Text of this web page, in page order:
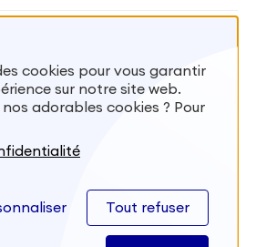
notre foire aux
cookies pour vous garantir
sur notre site web.
adorables cookies ? Pour
Tout refuser